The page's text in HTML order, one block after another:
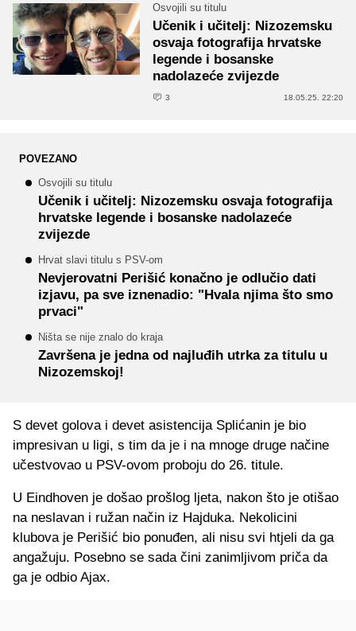
Osvojili su titulu
Učenik i učitelj: Nizozemsku
osvaja fotografija hrvatske
legende i bosanske
nadolazeće zvijezde
3 18.05.25. 22:20
POVEZANO
Osvojili su titulu
Učenik i učitelj: Nizozemsku osvaja fotografija
hrvatske legende i bosanske nadolazeće
zvijezde
Hrvat slavi titulu s PSV-om
Nevjerovatni Perišić konačno je odlučio dati
izjavu, pa sve iznenadio: "Hvala njima što smo
prvaci"
Ništa se nije znalo do kraja
Završena je jedna od najluđih utrka za titulu u
Nizozemskoj!
S devet golova i devet asistencija Splićanin je bio
impresivan u ligi, s tim da je i na mnoge druge načine
učestvovao u PSV-ovom proboju do 26. titule.
U Eindhoven je došao prošlog ljeta, nakon što je otišao
na neslavan i ružan način iz Hajduka. Nekolicini
klubova je Perišić bio ponuđen, ali nisu svi htjeli da ga
angažuju. Posebno se sada čini zanimljivom priča da
ga je odbio Ajax.